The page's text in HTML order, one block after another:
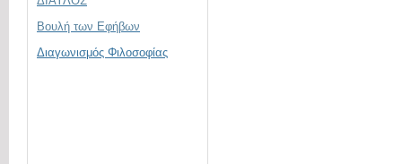
Βουλή των Εφήβων
Διαγωνισμός Φιλοσοφίας